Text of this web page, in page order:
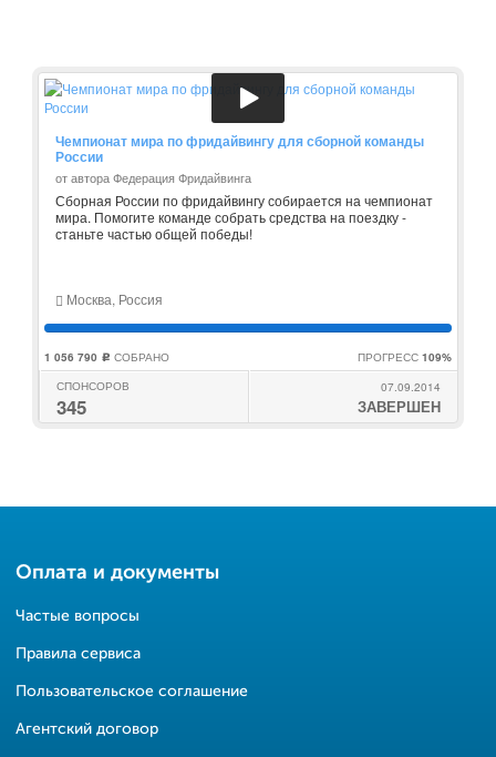
Чемпионат мира по фридайвингу для сборной команды
России
от автора Федерация Фридайвинга
Сборная России по фридайвингу собирается на чемпионат
мира. Помогите команде собрать средства на поездку -
станьте частью общей победы!
Москва, Россия
1 056 790 c СОБРАНО ПРОГРЕСС 109%
СПОНСОРОВ
345
07.09.2014
ЗАВЕРШЕН
Оплата и документы
Частые вопросы
Правила сервиса
Пользовательское соглашение
Агентский договор